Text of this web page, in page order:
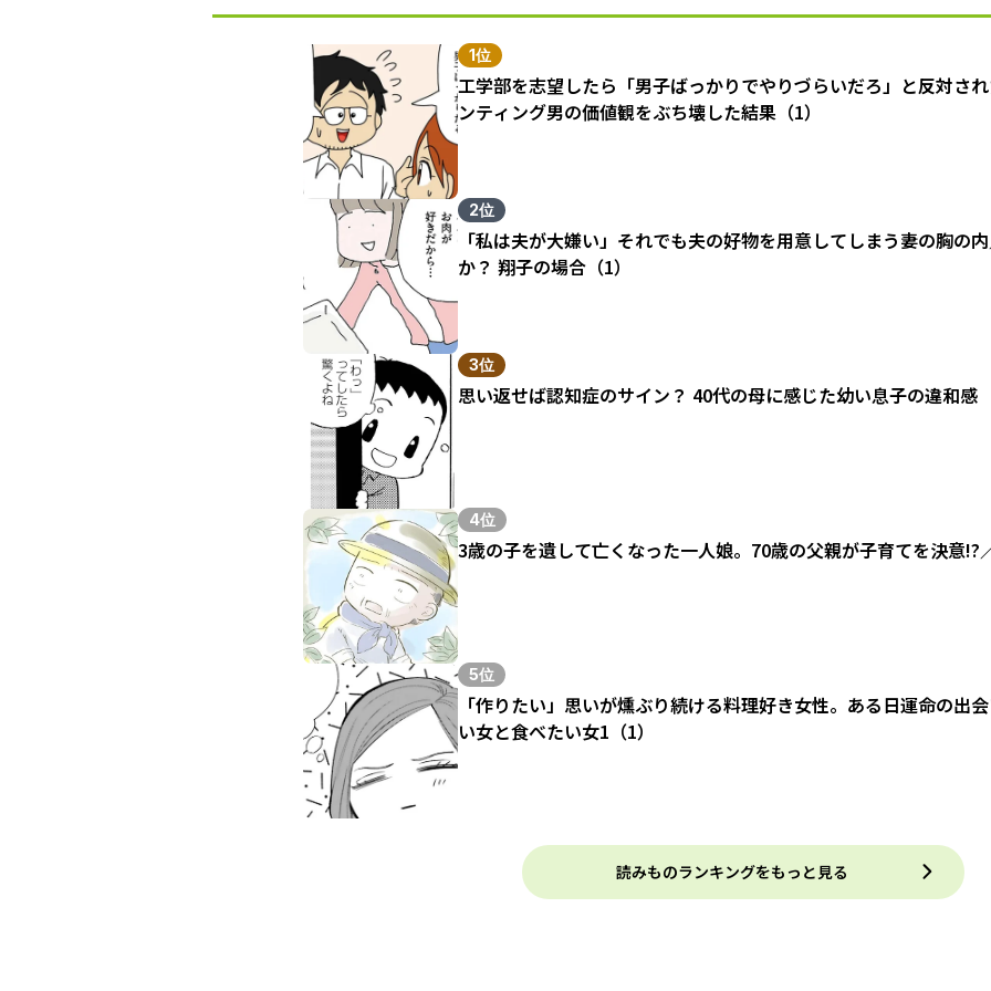
1位
工学部を志望したら「男子ばっかりでやりづらいだろ」と反対さ
ンティング男の価値観をぶち壊した結果（1）
2位
「私は夫が大嫌い」それでも夫の好物を用意してしまう妻の胸の
か？ 翔子の場合（1）
3位
思い返せば認知症のサイン？ 40代の母に感じた幼い息子の違和感
4位
3歳の子を遺して亡くなった一人娘。70歳の父親が子育てを決意!?
5位
「作りたい」思いが燻ぶり続ける料理好き女性。ある日運命の出
い女と食べたい女1（1）
読みものランキングをもっと見る